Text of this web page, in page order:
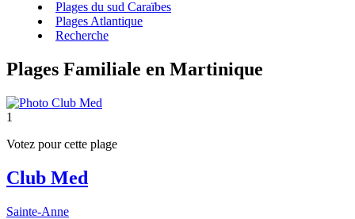
Plages du sud Caraïbes
Plages Atlantique
Recherche
Plages Familiale en Martinique
1
Votez pour cette plage
Club Med
Sainte-Anne